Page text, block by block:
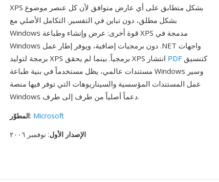
XPS بشكل متطابق على أي عارض متوافق لأن كل عنصر موضوع
بشكل مطلق، دون تباين في التفسير. التكامل الأصلي مع
Windows قوة أخرى: عرض وإنشاء وطباعة XPS مدمجة في
Windows دون برمجيات إضافية، ويوفر إطار عمل .NET واجهات
PDF
مستندات عالمي، يظل مستخدماً في بنية طباعة Windows وسير
عمل المستندات المؤسسية والسيناريوهات التي توفر فيها منصة
Windows دعماً أصلياً من طرف إلى طرف.
المطوّر: Microsoft
الإصدار الأول: نوفمبر ٢٠٠٦